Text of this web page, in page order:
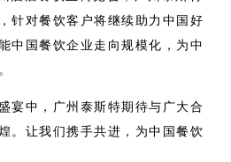
针对餐饮客户将继续助力中国好
中国餐饮企业走向规模化，为中
宴中，广州泰斯特期待与广大合
。让我们携手共进，为中国餐饮